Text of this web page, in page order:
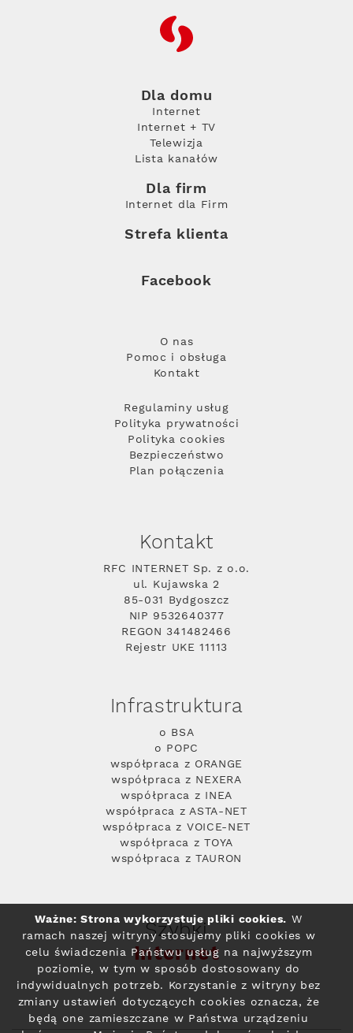
RFC
Dla domu
Internet
Internet + TV
Telewizja
Lista kanałów
Dla firm
Internet dla Firm
Strefa klienta
Facebook
O nas
Pomoc i obsługa
Kontakt
Regulaminy usług
Polityka prywatności
Polityka cookies
Bezpieczeństwo
Plan połączenia
Kontakt
RFC INTERNET Sp. z o.o.
ul. Kujawska 2
85-031 Bydgoszcz
NIP 9532640377
REGON 341482466
Rejestr UKE 11113
Infrastruktura
o BSA
o POPC
współpraca z ORANGE
współpraca z NEXERA
współpraca z INEA
współpraca z ASTA-NET
współpraca z VOICE-NET
współpraca z TOYA
współpraca z TAURON
Szybki
Internet
Ważne: Strona wykorzystuje pliki cookies. W
ramach naszej witryny stosujemy pliki cookies w
celu świadczenia Państwu usług na najwyższym
poziomie, w tym w sposób dostosowany do
indywidualnych potrzeb. Korzystanie z witryny bez
zmiany ustawień dotyczących cookies oznacza, że
będą one zamieszczane w Państwa urządzeniu